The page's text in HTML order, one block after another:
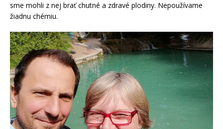
sme mohli z nej brať chutné a zdravé plodiny. Nepoužívame
žiadnu chémiu.